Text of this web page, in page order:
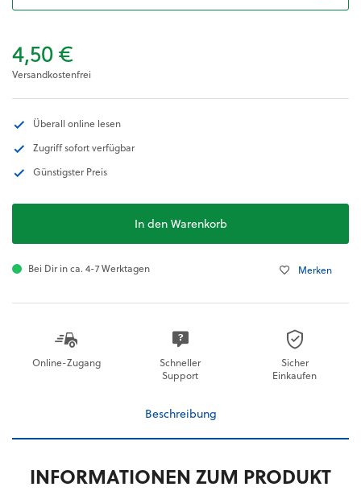
4,50 €
Versandkostenfrei
Überall online lesen
Zugriff sofort verfügbar
Günstigster Preis
In den Warenkorb
Bei Dir in ca. 4-7 Werktagen Merken
Online-Zugang
Schneller
Support
Sicher
Einkaufen
Beschreibung
INFORMATIONEN ZUM PRODUKT